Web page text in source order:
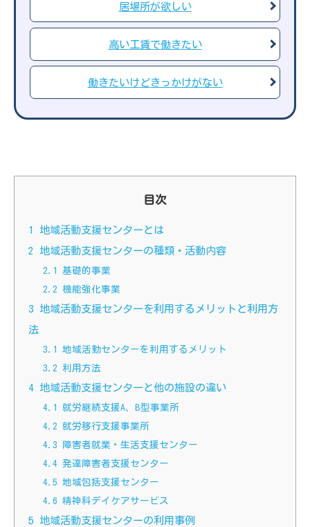
居場所が欲しい
高い工賃で働きたい
働きたいけどきっかけがない
目次
1
地域活動支援センターとは
2
地域活動支援センターの種類・活動内容
2.1
基礎的事業
2.2 機能強化事業
3 地域活動支援センターを利用するメリットと利用方
法
3.1
地域活動センターを利用するメリット
3.2 利用方法
4 地域活動支援センターと他の施設の違い
4.1
就労継続支援A、B型事業所
4.2 就労移行支援事業所
4.3 障害者就業・生活支援センター
4.4 発達障害者支援センター
4.5 地域包括支援センター
4.6 精神科デイケアサービス
5 地域活動支援センターの利用事例